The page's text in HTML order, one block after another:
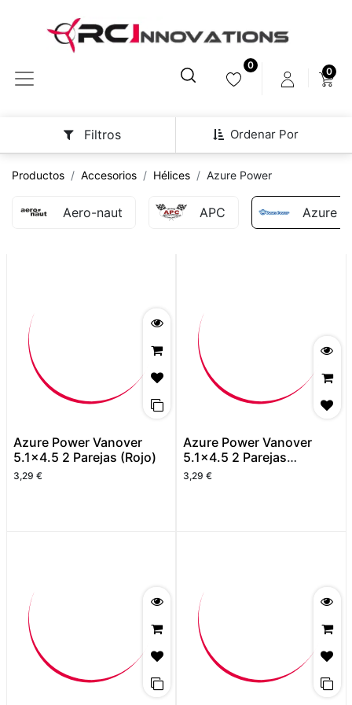
0
0
Ordenar Por
Filtros
Productos Accesorios Hélices Azure Power
Aero-naut APC Azure
Azure Power Vanover
5.1x4.5 2 Parejas (Rojo)
3,29 €
Azure Power Vanover
5.1x4.5 2 Parejas
(Naranja)
3,29 €